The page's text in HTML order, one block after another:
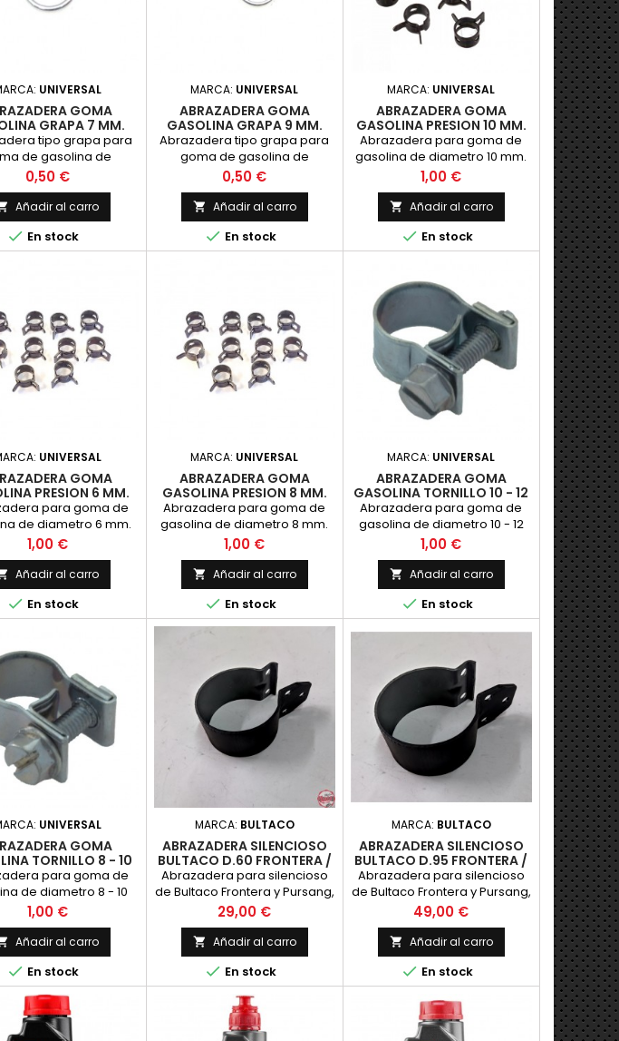
UNIVERSAL
GOMA
GRAPA 7 MM.
tipo grapa para
de gasolina de
7 mm. Acerada.
por unidad.
Precio
0,50 €
Añadir al carro
 En stock
MARCA: UNIVERSAL
ABRAZADERA GOMA
GASOLINA GRAPA 9 MM.
Abrazadera tipo grapa para
goma de gasolina de
diametro 9 mm. Acerada.
Precio por unidad.
Precio
0,50 €
 Añadir al carro
 En stock
MARCA: UNIVERSAL
ABRAZADERA GOMA
GASOLINA PRESION 10 MM.
Abrazadera para goma de
gasolina de diametro 10 mm.
Acerada. Precio por unidad.
Precio
1,00 €
 Añadir al carro
 En stock
UNIVERSAL
GOMA
PRESION 6 MM.
para goma de
de diametro 6 mm.
Precio por unidad.
Precio
1,00 €
Añadir al carro
 En stock
MARCA: UNIVERSAL
ABRAZADERA GOMA
GASOLINA PRESION 8 MM.
Abrazadera para goma de
gasolina de diametro 8 mm.
Acerada. Precio por unidad.
Precio
1,00 €
 Añadir al carro
 En stock
MARCA: UNIVERSAL
ABRAZADERA GOMA
GASOLINA TORNILLO 10 - 12
MM.
Abrazadera para goma de
gasolina de diametro 10 - 12
mm. Tornillo de destornillador
plano. Precio por unidad.
Precio
1,00 €
 Añadir al carro
 En stock
UNIVERSAL
GOMA
TORNILLO 8 - 10
MM.
para goma de
de diametro 8 - 10
de destornillador
Precio por unidad.
Precio
1,00 €
Añadir al carro
 En stock
MARCA: BULTACO
ABRAZADERA SILENCIOSO
BULTACO D.60 FRONTERA /
PURSANG FINO
Abrazadera para silencioso
de Bultaco Frontera y Pursang,
para versiones con silencioso
fino de diametro 60 mm..
Acabado en color negro.
Nueva fabricacion
Precio
29,00 €
 Añadir al carro
 En stock
MARCA: BULTACO
ABRAZADERA SILENCIOSO
BULTACO D.95 FRONTERA /
PURSANG GRANDE
Abrazadera para silencioso
de Bultaco Frontera y Pursang,
para versiones con silencioso
GRANDE de diametro 95 mm..
Acabado en color negro.
Nueva fabricacion
Precio
49,00 €
 Añadir al carro
 En stock